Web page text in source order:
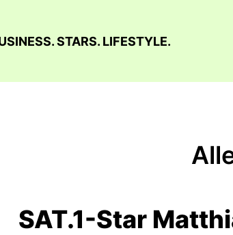
STARS. LIFESTYLE.
SAT.1-Star